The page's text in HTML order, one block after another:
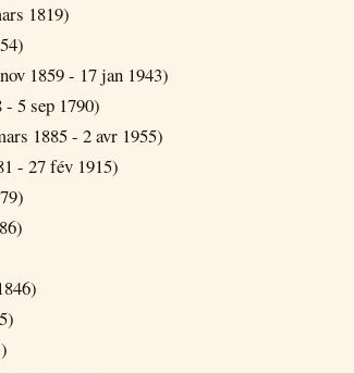
1819)
1859 - 17 jan 1943)
5 sep 1790)
1885 - 2 avr 1955)
- 27 fév 1915)